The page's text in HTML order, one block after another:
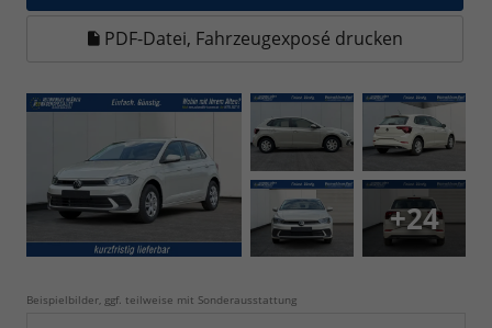
PDF-Datei, Fahrzeugexposé drucken
+24
Beispielbilder, ggf. teilweise mit Sonderausstattung